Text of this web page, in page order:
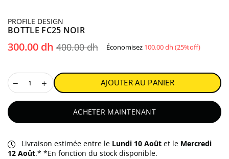
PROFILE DESIGN
BOTTLE FC25 NOIR
Prix
300.00 dh 400.00 dh Économisez 100.00 dh (25%off)
AJOUTER AU PANIER
ACHETER MAINTENANT
Livraison estimée entre le Lundi 10 Août et le Mercredi
12 Août.* *En fonction du stock disponible.